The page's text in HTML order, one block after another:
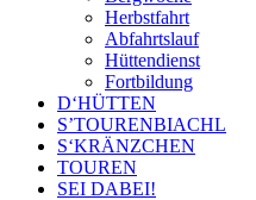
Herbstfahrt
Abfahrtslauf
Hüttendienst
Fortbildung
D‘HÜTTEN
S’TOURENBIACHL
S‘KRÄNZCHEN
TOUREN
SEI DABEI!